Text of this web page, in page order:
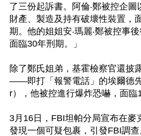
了三份起訴書。阿倫‧鄭被控企
財產、製造及持有破壞性裝置，
期。他的姐姐安‧瑪麗‧鄭被控事
面臨30年刑期。」
除了鄭氏姐弟，基霍檢察官還披
——即打「報警電話」的埃爾德
r），他被控進行爆炸恐嚇，面臨
3月16日，FBI坦帕分局宣布在麥
發現一個可疑包裹，引發FBI調